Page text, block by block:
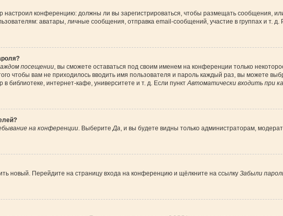
настроил конференцию: должны ли вы зарегистрироваться, чтобы размещать сообщения,
аватары, личные сообщения, отправка email-сообщений, участие в группах и т. д.
посещении, вы сможете оставаться под своим именем на конференции только
чтобы вам не приходилось вводить имя пользователя и пароль каждый раз, вы можете
библиотеке, интернет-кафе, университете и т. д. Если пунктАвтоматически входить при
на конференции. ВыберитеДа, и вы будете видны только администраторам,
новый. Перейдите на страницу входа на конференцию и щёлкните на ссылку Забыли